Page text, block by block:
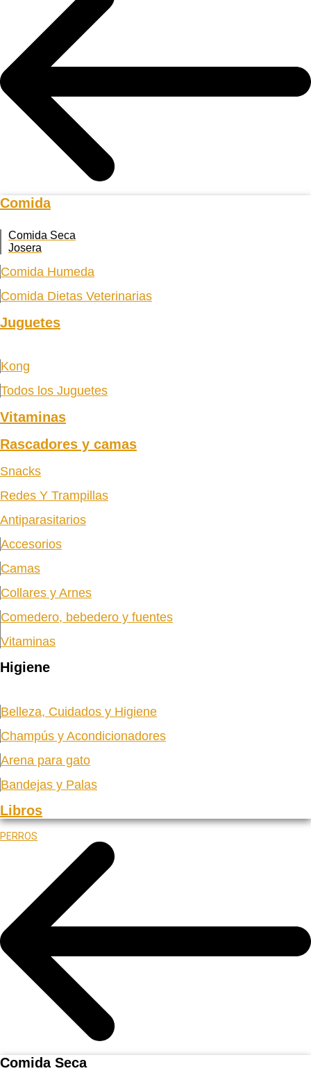
Comida
Comida Seca
Josera
Comida Humeda
Comida Dietas Veterinarias
Juguetes
Kong
Todos los Juguetes
Vitaminas
Rascadores y camas
Snacks
Redes Y Trampillas
Antiparasitarios
Accesorios
Camas
Collares y Arnes
Comedero, bebedero y fuentes
Vitaminas
Higiene
Belleza, Cuidados y Higiene
Champús y Acondicionadores
Arena para gato
Bandejas y Palas
Libros
PERROS
Comida Seca